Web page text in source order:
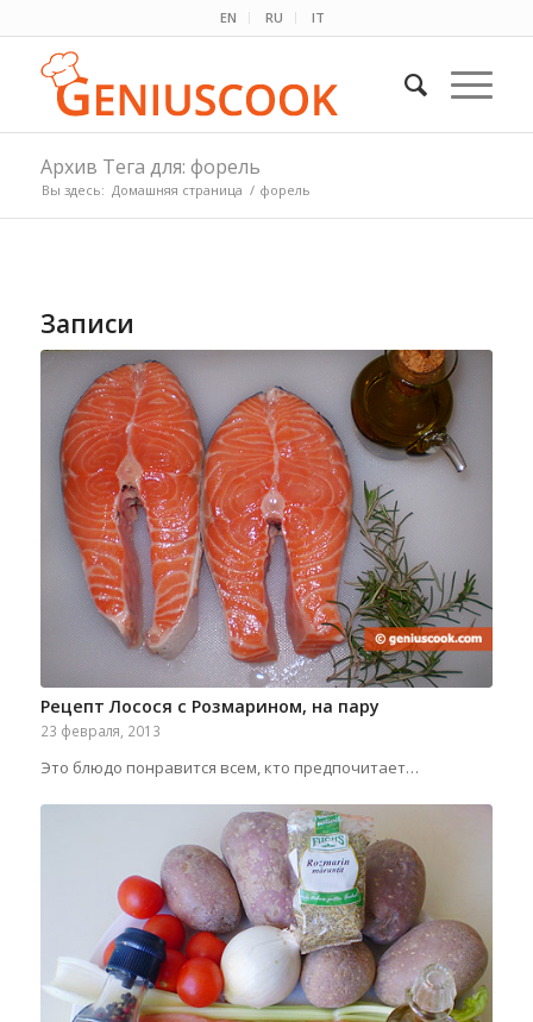
EN RU IT
Архив Тега для: форель
Вы здесь: Домашняя страница / форель
Записи
Рецепт Лосося с Розмарином, на пару
23 февраля, 2013
Это блюдо понравится всем, кто предпочитает…